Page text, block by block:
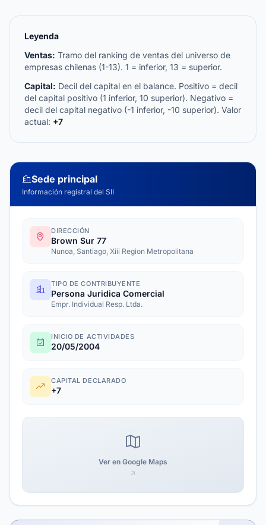
Leyenda
Ventas: Tramo del ranking de ventas del universo de
empresas chilenas (1-13). 1 = inferior, 13 = superior.
Capital: Decil del capital en el balance. Positivo = decil
del capital positivo (1 inferior, 10 superior). Negativo =
decil del capital negativo (-1 inferior, -10 superior). Valor
actual: +7
Sede principal
Información registral del SII
DIRECCIÓN
Brown Sur 77
Nunoa, Santiago, Xiii Region Metropolitana
TIPO DE CONTRIBUYENTE
Persona Juridica Comercial
Empr. Individual Resp. Ltda.
INICIO DE ACTIVIDADES
20/05/2004
CAPITAL DECLARADO
+7
Ver en Google Maps